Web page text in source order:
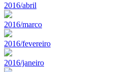
2016/abril
2016/marco
2016/fevereiro
2016/janeiro